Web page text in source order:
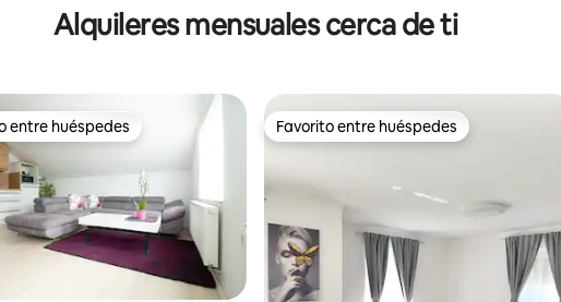
Alquileres mensuales cerca de ti
entre huéspedes
entre huéspedes Favorito entre huéspedes
Favorito entre huéspedes